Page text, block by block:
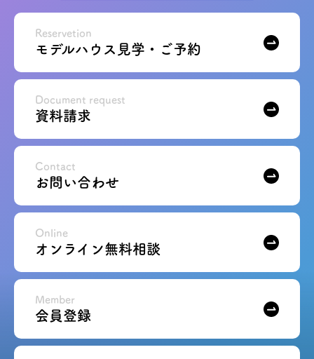
モデルハウス見学・ご予約
お問い合わせ
会員登録
資料請求
オンライン無料相談
定休: 水曜・第一火曜
さいたまスタジオ 0120-757-221
モデルハウス見学・ご予約
Reservetion
資料請求
Document request
お問い合わせ
Contact
オンライン無料相談
Online
会員登録
Member